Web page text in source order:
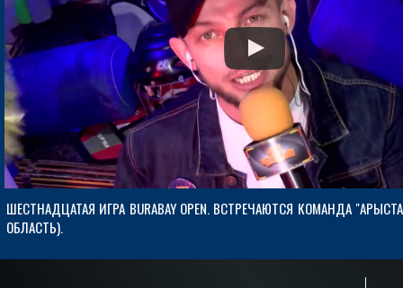
ШЕСТНАДЦАТАЯ ИГРА BURABAY OPEN. ВСТРЕЧАЮТСЯ КОМАНДА
ОБЛАСТЬ).